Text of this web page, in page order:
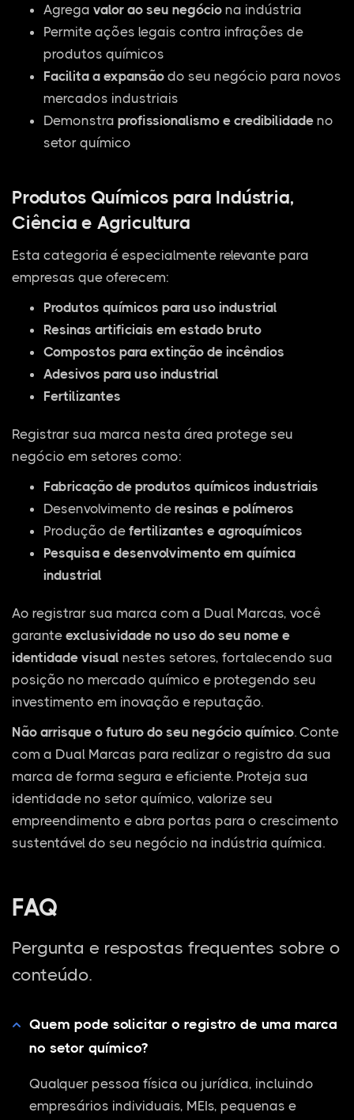
Agrega valor ao seu negócio na indústria
Permite ações legais contra infrações de
produtos químicos
Facilita a expansão do seu negócio para novos
mercados industriais
Demonstra profissionalismo e credibilidade no
setor químico
Produtos Químicos para Indústria,
Ciência e Agricultura
Esta categoria é especialmente relevante para
empresas que oferecem:
Produtos químicos para uso industrial
Resinas artificiais em estado bruto
Compostos para extinção de incêndios
Adesivos para uso industrial
Fertilizantes
Registrar sua marca nesta área protege seu
negócio em setores como:
Fabricação de produtos químicos industriais
Desenvolvimento de resinas e polímeros
Produção de fertilizantes e agroquímicos
Pesquisa e desenvolvimento em química
industrial
Ao registrar sua marca com a Dual Marcas, você
garante exclusividade no uso do seu nome e
identidade visual nestes setores, fortalecendo sua
posição no mercado químico e protegendo seu
investimento em inovação e reputação.
Não arrisque o futuro do seu negócio químico. Conte
com a Dual Marcas para realizar o registro da sua
marca de forma segura e eficiente. Proteja sua
identidade no setor químico, valorize seu
empreendimento e abra portas para o crescimento
sustentável do seu negócio na indústria química.
FAQ
Pergunta e respostas frequentes sobre o
conteúdo.
Quem pode solicitar o registro de uma marca
no setor químico?
Qualquer pessoa física ou jurídica, incluindo
empresários individuais, MEIs, pequenas e